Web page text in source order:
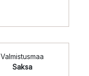
Valmistusmaa
Saksa